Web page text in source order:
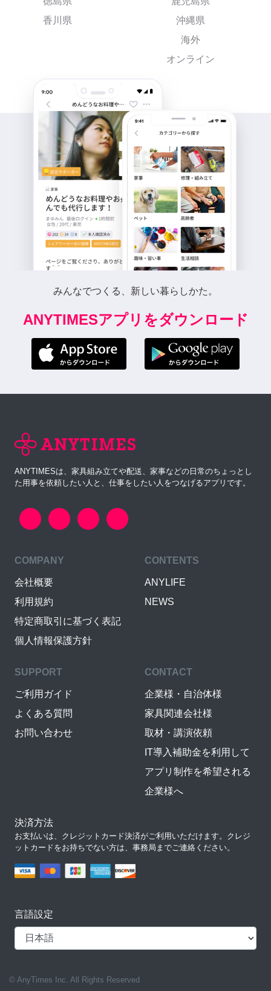
香川県
沖縄県
海外
オンライン
みんなでつくる、新しい暮らしかた。
ANYTIMESアプリをダウンロード
ANYTIMESは、家具組み立てや配送、家事などの日常のちょっとし
た用事を依頼したい人と、仕事をしたい人をつなげるアプリです。
COMPANY
会社概要
利用規約
特定商取引に基づく表記
個人情報保護方針
CONTENTS
ANYLIFE
NEWS
SUPPORT
ご利用ガイド
よくある質問
お問い合わせ
CONTACT
企業様・自治体様
家具関連会社様
取材・講演依頼
IT導入補助金を利用して
アプリ制作を希望される
企業様へ
決済方法
お支払いは、クレジットカード決済がご利用いただけます。クレジ
ットカードをお持ちでない方は、事務局までご連絡ください。
言語設定
© AnyTimes Inc. All Rights Reserved